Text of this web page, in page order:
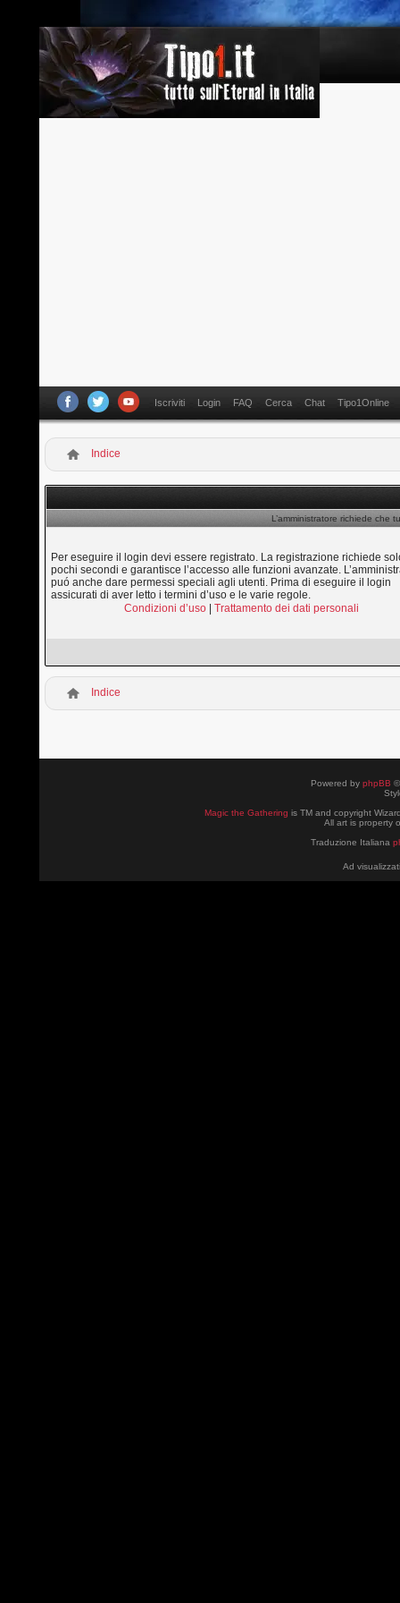
Iscriviti Login FAQ Cerca Chat Tipo1Online
Indice
L’amministratore richiede che
Per eseguire il login devi essere registrato. La registrazione richiede
pochi secondi e garantisce l’accesso alle funzioni avanzate.
puó anche dare permessi speciali agli utenti. Prima di eseguire il login
assicurati di aver letto i termini d’uso e le varie regole.
Condizioni d’uso |Trattamento dei dati personali
Indice
Powered by phpBB
Magic the Gathering is TM and copyright
All art is property
Traduzione Italiana
Ad